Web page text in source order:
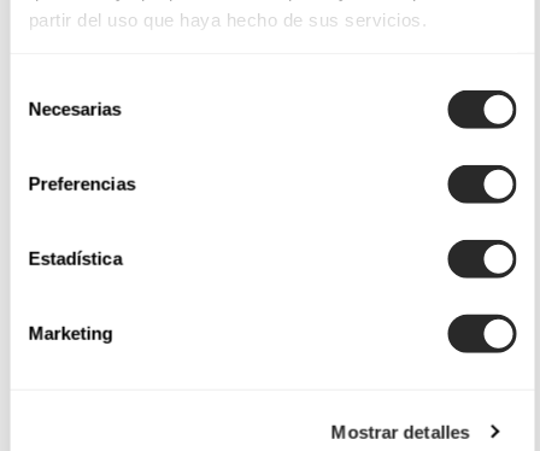
partir del uso que haya hecho de sus servicios.
Necesarias
Preferencias
Estadística
Marketing
Mostrar detalles